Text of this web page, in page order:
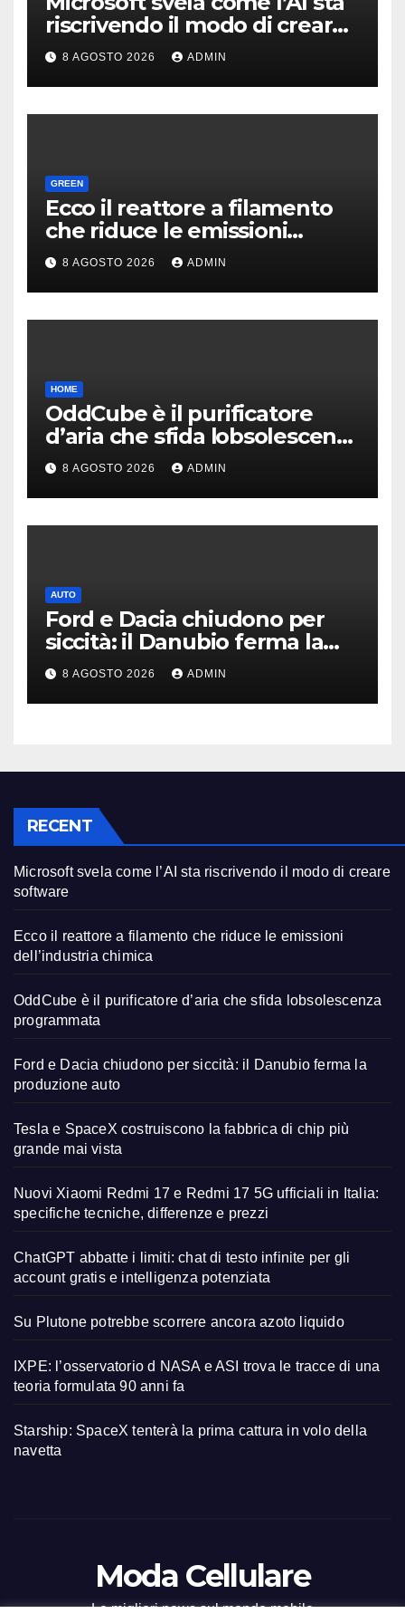
riscrivendo il modo di creare
software
8 AGOSTO 2026 ADMIN
GREEN
Ecco il reattore a filamento
che riduce le emissioni
dell’industria chimica
8 AGOSTO 2026 ADMIN
HOME
OddCube è il purificatore
d’aria che sfida lobsolescenza
programmata
8 AGOSTO 2026 ADMIN
AUTO
Ford e Dacia chiudono per
siccità: il Danubio ferma la
produzione auto
8 AGOSTO 2026 ADMIN
RECENT
Microsoft svela come l’AI sta riscrivendo il modo di creare
software
Ecco il reattore a filamento che riduce le emissioni
dell’industria chimica
OddCube è il purificatore d’aria che sfida lobsolescenza
programmata
Ford e Dacia chiudono per siccità: il Danubio ferma la
produzione auto
Tesla e SpaceX costruiscono la fabbrica di chip più
grande mai vista
Nuovi Xiaomi Redmi 17 e Redmi 17 5G ufficiali in Italia:
specifiche tecniche, differenze e prezzi
ChatGPT abbatte i limiti: chat di testo infinite per gli
account gratis e intelligenza potenziata
Su Plutone potrebbe scorrere ancora azoto liquido
IXPE: l’osservatorio d NASA e ASI trova le tracce di una
teoria formulata 90 anni fa
Starship: SpaceX tenterà la prima cattura in volo della
navetta
Moda Cellulare
Le migliori news sul mondo mobile